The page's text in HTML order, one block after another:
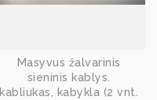
Masyvus žalvarinis
sieninis kablys.
kabliukas, kabykla (2 vnt.